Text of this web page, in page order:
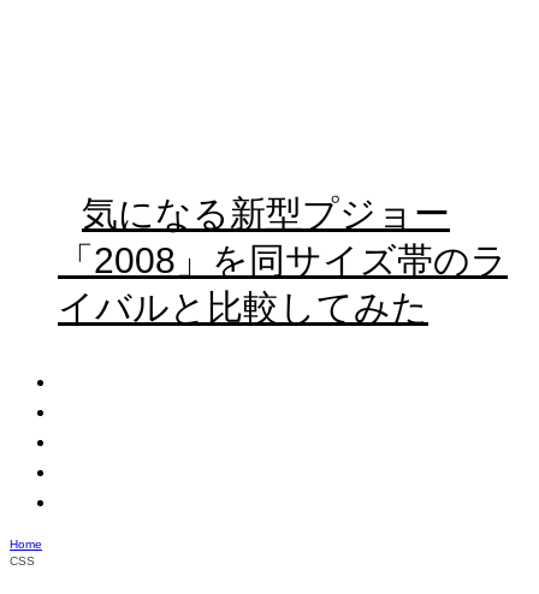
気になる新型プジョー
「2008」を同サイズ帯のラ
イバルと比較してみた
Home
CSS